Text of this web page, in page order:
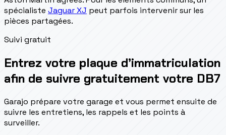
spécialiste Jaguar XJ peut parfois intervenir sur les
pièces partagées.
Suivi gratuit
Entrez votre plaque d’immatriculation
afin de suivre gratuitement votre DB7
Garajo prépare votre garage et vous permet ensuite de
suivre les entretiens, les rappels et les points à
surveiller.